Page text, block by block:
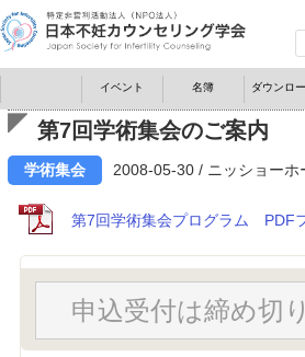
イベント 名簿 ダウンロ
第7回学術集会のご案内
学術集会 2008-05-30 / ニッショーホ
第7回学術集会プログラム PDF
申込受付は締め切